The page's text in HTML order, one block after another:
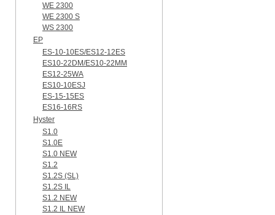
WE 2300
WE 2300 S
WS 2300
EP
ES-10-10ES/ES12-12ES
ES10-22DM/ES10-22MM
ES12-25WA
ES10-10ESJ
ES-15-15ES
ES16-16RS
Hyster
S1.0
S1.0E
S1.0 NEW
S1.2
S1.2S (SL)
S1.2S IL
S1.2 NEW
S1.2 IL NEW